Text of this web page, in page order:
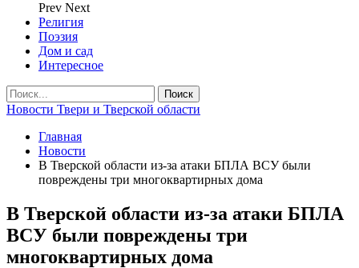
Prev Next
Религия
Поэзия
Дом и сад
Интересное
Новости Твери и Тверской области
Главная
Новости
В Тверской области из-за атаки БПЛА ВСУ были
повреждены три многоквартирных дома
В Тверской области из-за атаки БПЛА
ВСУ были повреждены три
многоквартирных дома